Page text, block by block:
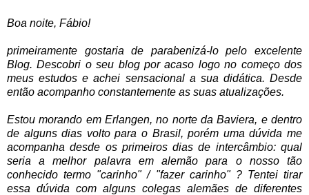
Boa noite, Fábio!
primeiramente gostaria de parabenizá-lo pelo excelente
Blog. Descobri o seu blog por acaso logo no começo dos
meus estudos e achei sensacional a sua didática. Desde
então acompanho constantemente as suas atualizações.
Estou morando em Erlangen, no norte da Baviera, e dentro
de alguns dias volto para o Brasil, porém uma dúvida me
acompanha desde os primeiros dias de intercâmbio: qual
seria a melhor palavra em alemão para o nosso tão
conhecido termo "carinho" / "fazer carinho" ? Tentei tirar
essa dúvida com alguns colegas alemães de diferentes